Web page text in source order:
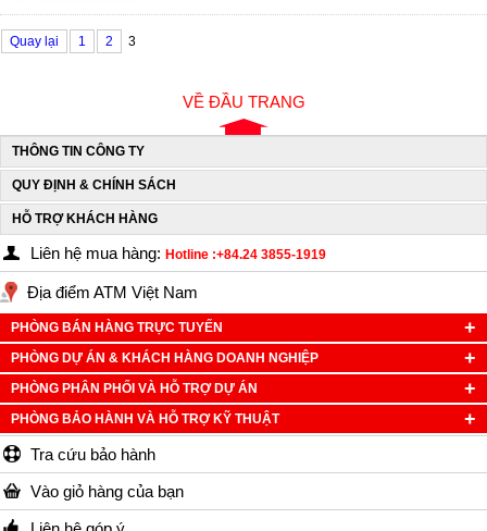
Quay lại 1 2 3
VỀ ĐẦU TRANG
THÔNG TIN CÔNG TY
QUY ĐỊNH & CHÍNH SÁCH
HỖ TRỢ KHÁCH HÀNG
Liên hệ mua hàng: Hotline :+84.24 3855-1919
Địa điểm ATM Việt Nam
PHÒNG BÁN HÀNG TRỰC TUYẾN
PHÒNG DỰ ÁN & KHÁCH HÀNG DOANH NGHIỆP
PHÒNG PHÂN PHỐI VÀ HỖ TRỢ DỰ ÁN
PHÒNG BẢO HÀNH VÀ HỖ TRỢ KỸ THUẬT
Tra cứu bảo hành
Vào giỏ hàng của bạn